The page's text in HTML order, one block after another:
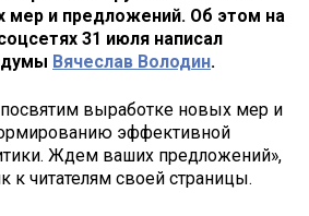
мер и предложений. Об этом на
31 июля написал
Вячеслав Володин.
посвятим выработке новых мер и
эффективной
Ждем ваших предложений»,
к читателям своей страницы.